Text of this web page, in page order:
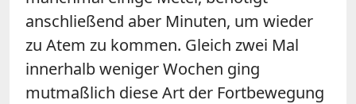
anschließend aber Minuten, um wieder
zu Atem zu kommen. Gleich zwei Mal
innerhalb weniger Wochen ging
mutmaßlich diese Art der Fortbewegung